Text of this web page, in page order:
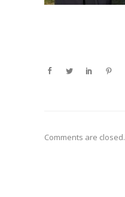
Comments are closed.